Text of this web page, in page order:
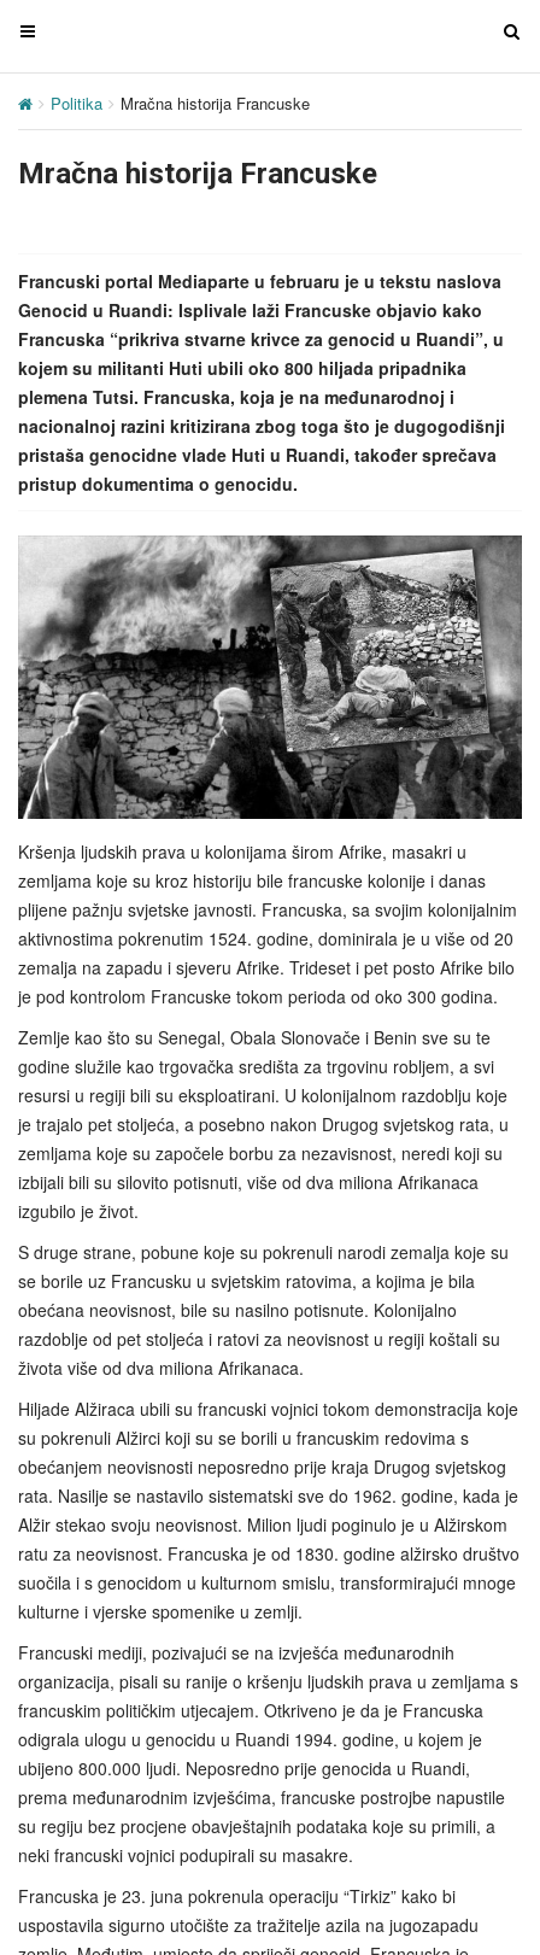
T
g
e
i
g
a
t
i
o
n
T
o
Politika Mračna historija Francuske
Mračna historija Francuske
Francuski portal Mediaparte u februaru je u tekstu naslova
Genocid u Ruandi: Isplivale laži Francuske objavio kako
Francuska “prikriva stvarne krivce za genocid u Ruandi”, u
kojem su militanti Huti ubili oko 800 hiljada pripadnika
plemena Tutsi. Francuska, koja je na međunarodnoj i
nacionalnoj razini kritizirana zbog toga što je dugogodišnji
pristaša genocidne vlade Huti u Ruandi, također sprečava
pristup dokumentima o genocidu.
Kršenja ljudskih prava u kolonijama širom Afrike, masakri u
zemljama koje su kroz historiju bile francuske kolonije i danas
plijene pažnju svjetske javnosti. Francuska, sa svojim kolonijalnim
aktivnostima pokrenutim 1524. godine, dominirala je u više od 20
zemalja na zapadu i sjeveru Afrike. Trideset i pet posto Afrike bilo
je pod kontrolom Francuske tokom perioda od oko 300 godina.
Zemlje kao što su Senegal, Obala Slonovače i Benin sve su te
godine služile kao trgovačka središta za trgovinu robljem, a svi
resursi u regiji bili su eksploatirani. U kolonijalnom razdoblju koje
je trajalo pet stoljeća, a posebno nakon Drugog svjetskog rata, u
zemljama koje su započele borbu za nezavisnost, neredi koji su
izbijali bili su silovito potisnuti, više od dva miliona Afrikanaca
izgubilo je život.
S druge strane, pobune koje su pokrenuli narodi zemalja koje su
se borile uz Francusku u svjetskim ratovima, a kojima je bila
obećana neovisnost, bile su nasilno potisnute. Kolonijalno
razdoblje od pet stoljeća i ratovi za neovisnost u regiji koštali su
života više od dva miliona Afrikanaca.
Hiljade Alžiraca ubili su francuski vojnici tokom demonstracija koje
su pokrenuli Alžirci koji su se borili u francuskim redovima s
obećanjem neovisnosti neposredno prije kraja Drugog svjetskog
rata. Nasilje se nastavilo sistematski sve do 1962. godine, kada je
Alžir stekao svoju neovisnost. Milion ljudi poginulo je u Alžirskom
ratu za neovisnost. Francuska je od 1830. godine alžirsko društvo
suočila i s genocidom u kulturnom smislu, transformirajući mnoge
kulturne i vjerske spomenike u zemlji.
Francuski mediji, pozivajući se na izvješća međunarodnih
organizacija, pisali su ranije o kršenju ljudskih prava u zemljama s
francuskim političkim utjecajem. Otkriveno je da je Francuska
odigrala ulogu u genocidu u Ruandi 1994. godine, u kojem je
ubijeno 800.000 ljudi. Neposredno prije genocida u Ruandi,
prema međunarodnim izvješćima, francuske postrojbe napustile
su regiju bez procjene obavještajnih podataka koje su primili, a
neki francuski vojnici podupirali su masakre.
Francuska je 23. juna pokrenula operaciju “Tirkiz” kako bi
uspostavila sigurno utočište za tražitelje azila na jugozapadu